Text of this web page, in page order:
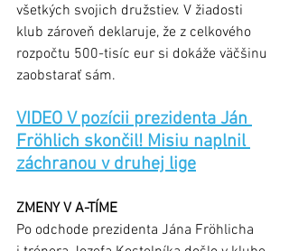
všetkých svojich družstiev. V žiadosti
klub zároveň deklaruje, že z celkového
rozpočtu 500-tisíc eur si dokáže väčšinu
zaobstarať sám.
VIDEO V pozícii prezidenta Ján
Fröhlich skončil! Misiu naplnil
záchranou v druhej lige
ZMENY V A-TÍME
Po odchode prezidenta Jána Fröhlicha